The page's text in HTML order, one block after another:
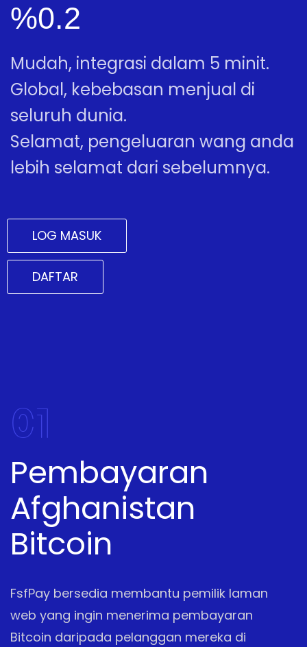
%0.2
Mudah, integrasi dalam 5 minit.
Global, kebebasan menjual di
seluruh dunia.
Selamat, pengeluaran wang anda
lebih selamat dari sebelumnya.
LOG MASUK
DAFTAR
01
Pembayaran
Afghanistan
Bitcoin
FsfPay bersedia membantu pemilik laman
web yang ingin menerima pembayaran
Bitcoin daripada pelanggan mereka di